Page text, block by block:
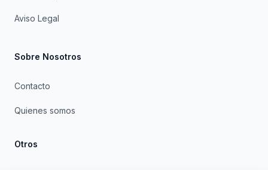
Aviso Legal
Sobre Nosotros
Contacto
Quienes somos
Otros